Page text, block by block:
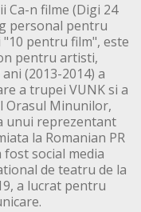
Ca-n filme (Digi 24
personal pentru
pentru film", este
pentru artisti,
(2013-2014) a
a trupei VUNK si a
Orasul Minunilor,
unui reprezentant
la Romanian PR
fost social media
de teatru de la
a lucrat pentru